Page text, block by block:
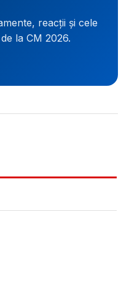
reacții și cele
la CM 2026.